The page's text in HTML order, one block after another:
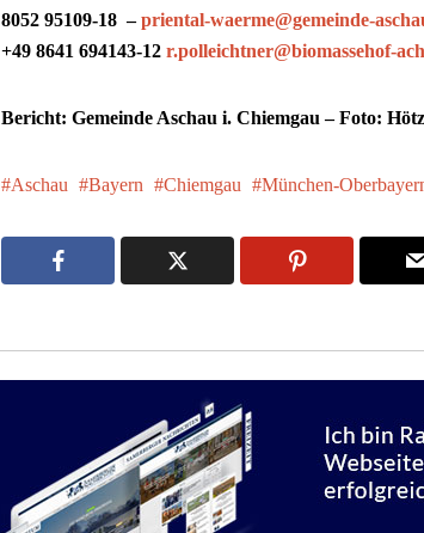
8052 95109-18 –priental-waerme@gemeinde-
+49 8641 694143-12 r.polleichtner@biomassehof-
Bericht: Gemeinde Aschau i. Chiemgau – Foto:
Aschau Bayern Chiemgau München-